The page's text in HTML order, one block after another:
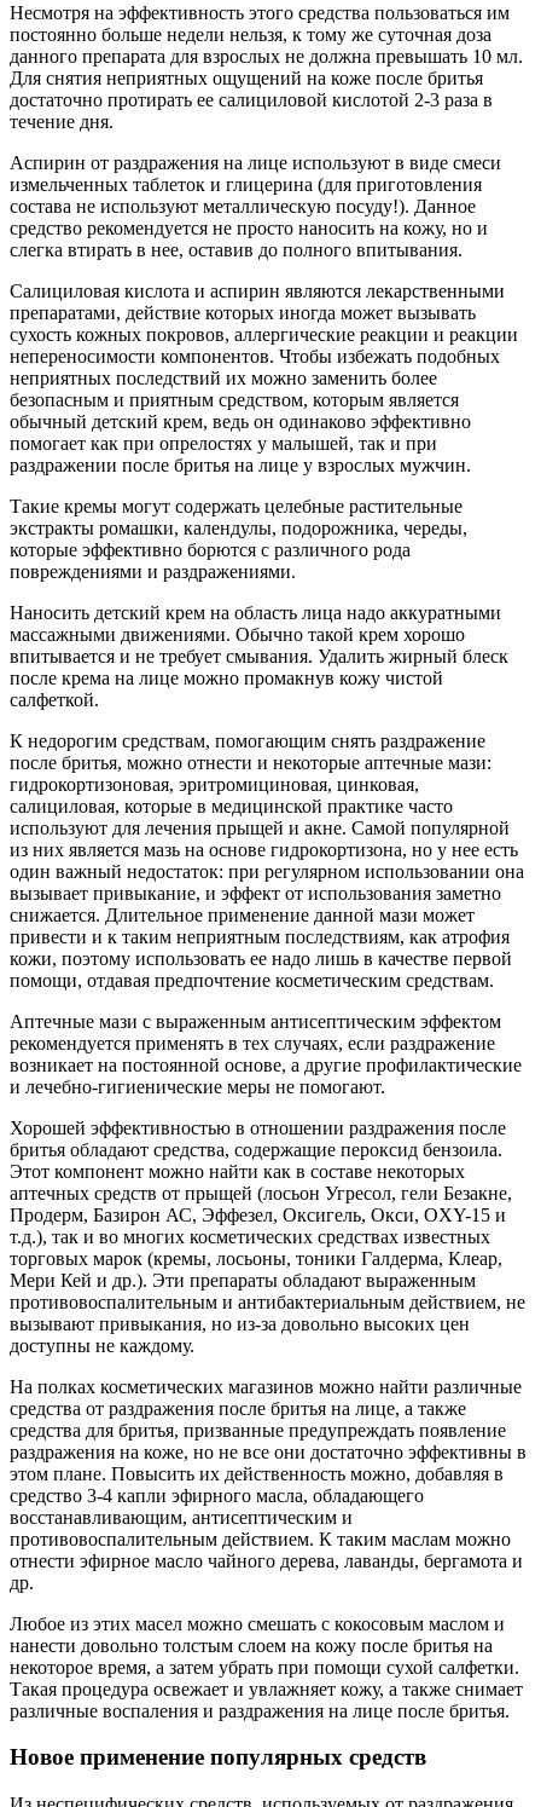
Несмотря на эффективность этого средства пользоваться им
постоянно больше недели нельзя, к тому же суточная доза
данного препарата для взрослых не должна превышать 10 мл.
Для снятия неприятных ощущений на коже после бритья
достаточно протирать ее салициловой кислотой 2-3 раза в
течение дня.
Аспирин от раздражения на лице используют в виде смеси
измельченных таблеток и глицерина (для приготовления
состава не используют металлическую посуду!). Данное
средство рекомендуется не просто наносить на кожу, но и
слегка втирать в нее, оставив до полного впитывания.
Салициловая кислота и аспирин являются лекарственными
препаратами, действие которых иногда может вызывать
сухость кожных покровов, аллергические реакции и реакции
непереносимости компонентов. Чтобы избежать подобных
неприятных последствий их можно заменить более
безопасным и приятным средством, которым является
обычный детский крем, ведь он одинаково эффективно
помогает как при опрелостях у малышей, так и при
раздражении после бритья на лице у взрослых мужчин.
Такие кремы могут содержать целебные растительные
экстракты ромашки, календулы, подорожника, череды,
которые эффективно борются с различного рода
повреждениями и раздражениями.
Наносить детский крем на область лица надо аккуратными
массажными движениями. Обычно такой крем хорошо
впитывается и не требует смывания. Удалить жирный блеск
после крема на лице можно промакнув кожу чистой
салфеткой.
К недорогим средствам, помогающим снять раздражение
после бритья, можно отнести и некоторые аптечные мази:
гидрокортизоновая, эритромициновая, цинковая,
салициловая, которые в медицинской практике часто
используют для лечения прыщей и акне. Самой популярной
из них является мазь на основе гидрокортизона, но у нее есть
один важный недостаток: при регулярном использовании она
вызывает привыкание, и эффект от использования заметно
снижается. Длительное применение данной мази может
привести и к таким неприятным последствиям, как атрофия
кожи, поэтому использовать ее надо лишь в качестве первой
помощи, отдавая предпочтение косметическим средствам.
Аптечные мази с выраженным антисептическим эффектом
рекомендуется применять в тех случаях, если раздражение
возникает на постоянной основе, а другие профилактические
и лечебно-гигиенические меры не помогают.
Хорошей эффективностью в отношении раздражения после
бритья обладают средства, содержащие пероксид бензоила.
Этот компонент можно найти как в составе некоторых
аптечных средств от прыщей (лосьон Угресол, гели Безакне,
Продерм, Базирон АС, Эффезел, Оксигель, Окси, OXY-15 и
т.д.), так и во многих косметических средствах известных
торговых марок (кремы, лосьоны, тоники Галдерма, Клеар,
Мери Кей и др.). Эти препараты обладают выраженным
противовоспалительным и антибактериальным действием, не
вызывают привыкания, но из-за довольно высоких цен
доступны не каждому.
На полках косметических магазинов можно найти различные
средства от раздражения после бритья на лице, а также
средства для бритья, призванные предупреждать появление
раздражения на коже, но не все они достаточно эффективны в
этом плане. Повысить их действенность можно, добавляя в
средство 3-4 капли эфирного масла, обладающего
восстанавливающим, антисептическим и
противовоспалительным действием. К таким маслам можно
отнести эфирное масло чайного дерева, лаванды, бергамота и
др.
Любое из этих масел можно смешать с кокосовым маслом и
нанести довольно толстым слоем на кожу после бритья на
некоторое время, а затем убрать при помощи сухой салфетки.
Такая процедура освежает и увлажняет кожу, а также снимает
различные воспаления и раздражения на лице после бритья.
Новое применение популярных средств